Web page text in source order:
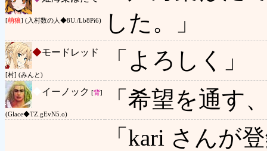
[萌狼] (入村数の人◆8U./Lb8Pi6)
した。」
◆モードレッド
[村] (みんと)
「よろしく」
イーノック [背]
(Glace◆TZ.gEvN5.o)
「希望を通す
「kari さんが